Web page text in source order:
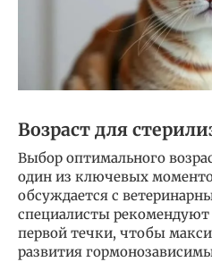
Возраст для
Выбор оптимального
один из ключевых
обсуждается с
специалисты
первой течки, чтобы
развития